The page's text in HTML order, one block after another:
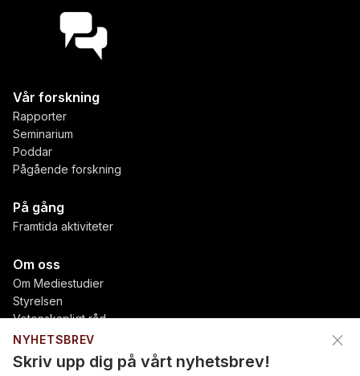
close
NYHETSBREV
Skriv upp dig på vårt nyhetsbrev!
Vår forskning
Rapporter
Seminarium
Poddar
Pågående forskning
På gång
Framtida aktiviteter
Om oss
Om Mediestudier
Styrelsen
Vetenskapligt råd
Föreningsnyheter
Finansiärer